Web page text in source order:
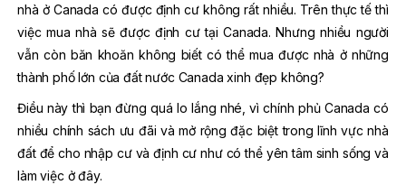
nhà ở Canada có được định cư không rất nhiều. Trên thực tế thì
việc mua nhà sẽ được định cư tại Canada. Nhưng nhiều người
vẫn còn băn khoăn không biết có thể mua được nhà ở những
thành phố lớn của đất nước Canada xinh đẹp không?
Điều này thì bạn đừng quá lo lắng nhé, vì chính phủ Canada có
nhiều chính sách ưu đãi và mở rộng đặc biệt trong lĩnh vực nhà
đất để cho nhập cư và định cư như có thể yên tâm sinh sống và
làm việc ở đây.